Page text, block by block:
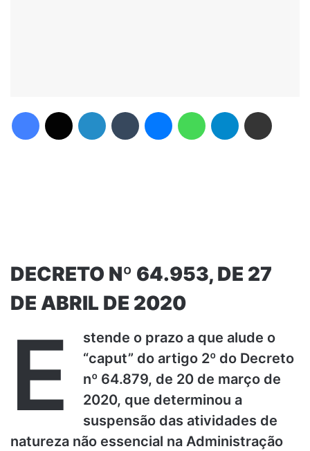
DECRETO Nº 64.953, DE 27
DE ABRIL DE 2020
E
stende o prazo a que alude o
“caput” do artigo 2º do Decreto
nº 64.879, de 20 de março de
2020, que determinou a
suspensão das atividades de
natureza não essencial na Administração